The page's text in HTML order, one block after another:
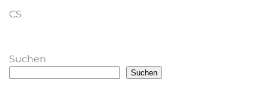
CS
Suchen
Suchen